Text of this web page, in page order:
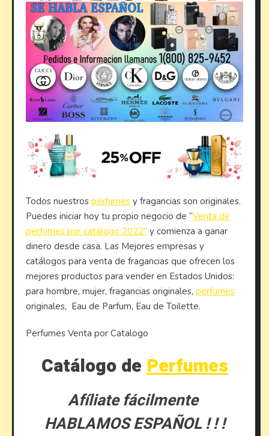
Todos nuestros perfumes y fragancias son originales.
Puedes iniciar hoy tu propio negocio de “Venta de
perfumes por catálogo 2022″ y comienza a ganar
dinero desde casa. Las Mejores empresas y
catálogos para venta de fragancias que ofrecen los
mejores productos para vender en Estados Unidos:
para hombre, mujer, fragancias originales, perfumes
originales, Eau de Parfum, Eau de Toilette.
Perfumes Venta por Catalogo
Catálogo dePerfumes
Afíliate fácilmente
HABLAMOS ESPAÑOL ! ! !